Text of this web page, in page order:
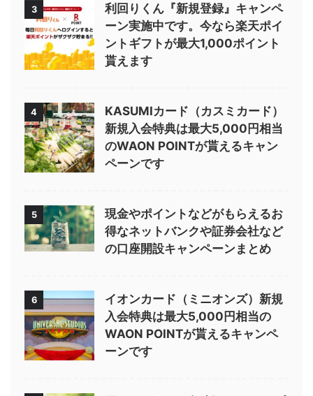
3
利回りくん『新規登録』キャンペ
ーン実施中です。今なら楽天ポイ
ントギフトが最大1,000ポイント
貰えます
4
KASUMIカード（カスミカード）
新規入会特典は最大5,000円相当
のWAON POINTが貰えるキャン
ペーンです
5
現金やポイントなどがもらえるお
得なネットバンクや証券会社など
の口座開設キャンペーンまとめ
6
イオンカード（ミニオンズ）新規
入会特典は最大5,000円相当の
WAON POINTが貰えるキャンペ
ーンです